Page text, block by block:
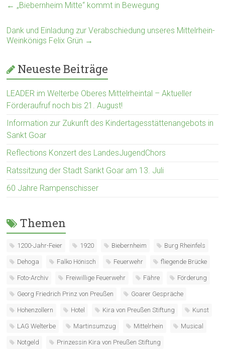
← „Biebernheim Mitte“ kommt in Bewegung
Dank und Einladung zur Verabschiedung unseres Mittelrhein-
Weinkönigs Felix Grün →
Neueste Beiträge
LEADER im Welterbe Oberes Mittelrheintal – Aktueller
Förderaufruf noch bis 21. August!
Information zur Zukunft des Kindertagesstättenangebots in
Sankt Goar
Reflections Konzert des LandesJugendChors
Ratssitzung der Stadt Sankt Goar am 13. Juli
60 Jahre Rampenschisser
Themen
1200-Jahr-Feier 1920 Biebernheim Burg Rheinfels
Dehoga Falko Hönisch Feuerwehr fliegende Brücke
Foto-Archiv Freiwillige Feuerwehr Fähre Förderung
Georg Friedrich Prinz von Preußen Goarer Gespräche
Hohenzollern Hotel Kira von Preußen Stiftung Kunst
LAG Welterbe Martinsumzug Mittelrhein Musical
Notgeld Prinzessin Kira von Preußen Stiftung